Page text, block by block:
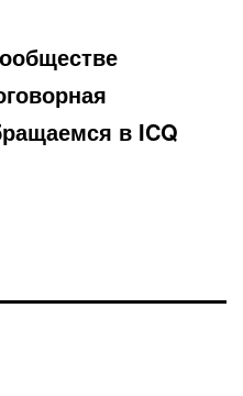
в ICQ